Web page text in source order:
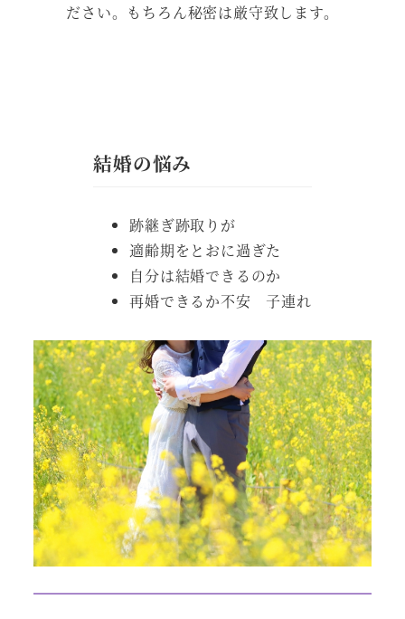
ださい。もちろん秘密は厳守致します。
結婚の悩み
跡継ぎ跡取りが
適齢期をとおに過ぎた
自分は結婚できるのか
再婚できるか不安 子連れ